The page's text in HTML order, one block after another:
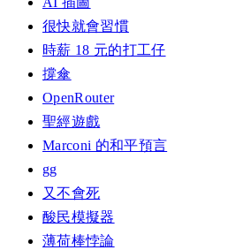
很快就會習慣
時薪 18 元的打工仔
撐傘
OpenRouter
聖經遊戲
Marconi 的和平預言
gg
又不會死
酸民模擬器
薄荷棒悖論